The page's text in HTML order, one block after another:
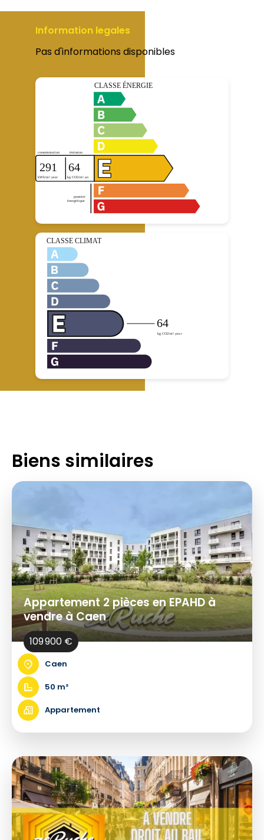
Information legales
Pas d'informations disponibles
Biens similaires
Appartement 2 pièces en EPAHD à
vendre à Caen
109 900 €
Caen
50 m²
Appartement